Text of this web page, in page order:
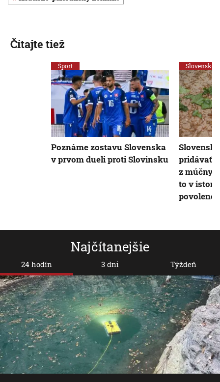
Najčítanejšie
24 hodín 3 dni Týždeň
Čítajte tiež
Šport
Poznáme zostavu Slovenska
v prvom dueli proti Slovinsku
Slovensko
pridávať
z
to v
povolené